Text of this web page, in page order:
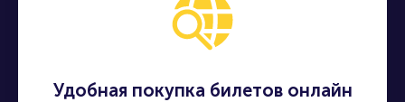
Удобная покупка билетов онлайн